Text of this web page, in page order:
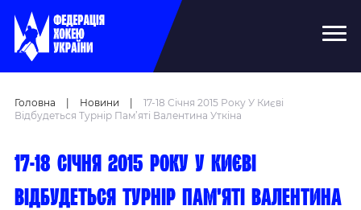
Головна Новини
17-18 Січня 2015 Року У Києві
Відбудеться Турнір Пам’яті Валентина Уткіна
17-18 січня 2015 року у Києві
відбудеться турнір пам’яті Валентина